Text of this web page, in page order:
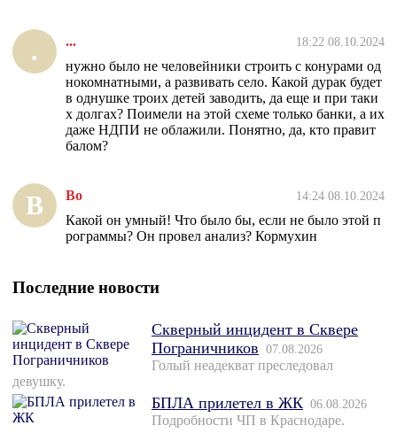
. ... 18:22 08.10.2024
нужно было не человейники строить с конурами од
нокомнатными, а развивать село. Какой дурак будет
в однушке троих детей заводить, да еще и при таки
х долгах? Поимели на этой схеме только банки, а их
даже НДПИ не облажили. Понятно, да, кто правит
балом?
В Во 14:24 08.10.2024
Какой он умный! Что было бы, если не было этой п
рограммы? Он провел анализ? Кормухин
Последние новости
Скверный инцидент в Сквере
Пограничников 07.08.2026
Голый неадекват преследовал
девушку.
БПЛА прилетел в ЖК 06.08.2026
Подробности ЧП в Краснодаре.